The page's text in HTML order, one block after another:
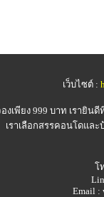
เว็บไซต์ :
งเพียง 999 บาท เรายิน
เราเลือกสรรคอนโดแล
โ
Email :